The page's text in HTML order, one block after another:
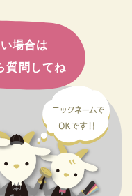
場合は
質問してね